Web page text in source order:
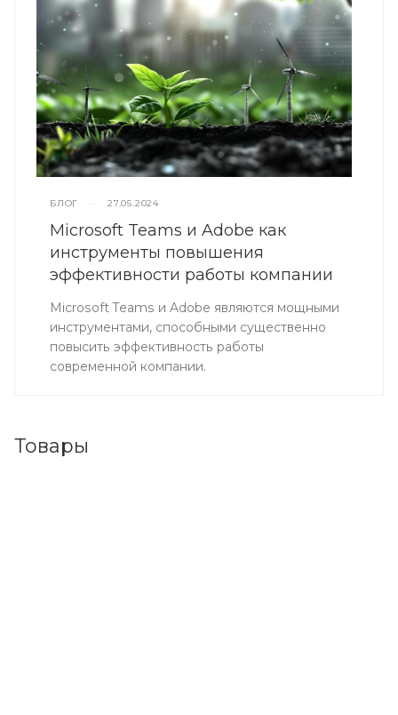
БЛОГ 27.05.2024
Microsoft Teams и Adobe как
инструменты повышения
эффективности работы компании
Microsoft Teams и Adobe являются мощными
инструментами, способными существенно
повысить эффективность работы
современной компании.
Товары